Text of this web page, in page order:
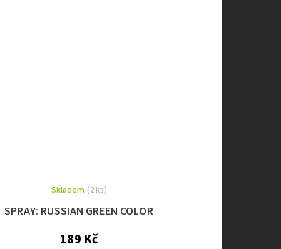
SPRAY: RUSSIAN GREEN COLOR
Skladem (2 ks)
189 Kč